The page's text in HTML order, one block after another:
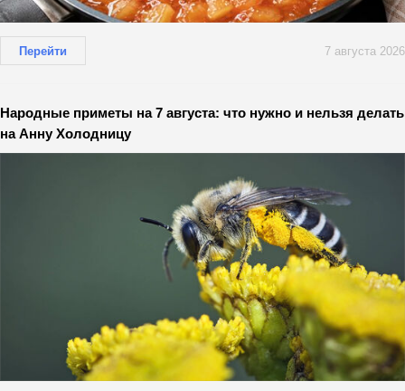
Перейти 7 августа 2026
Народные приметы на 7 августа: что нужно и нельзя делать
на Анну Холодницу